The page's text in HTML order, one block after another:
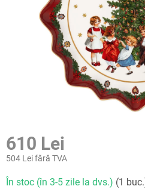
610 Lei
504 Lei fără TVA
Evaluare
preţ:
În stoc (în 3-5 zile la dvs.) (1